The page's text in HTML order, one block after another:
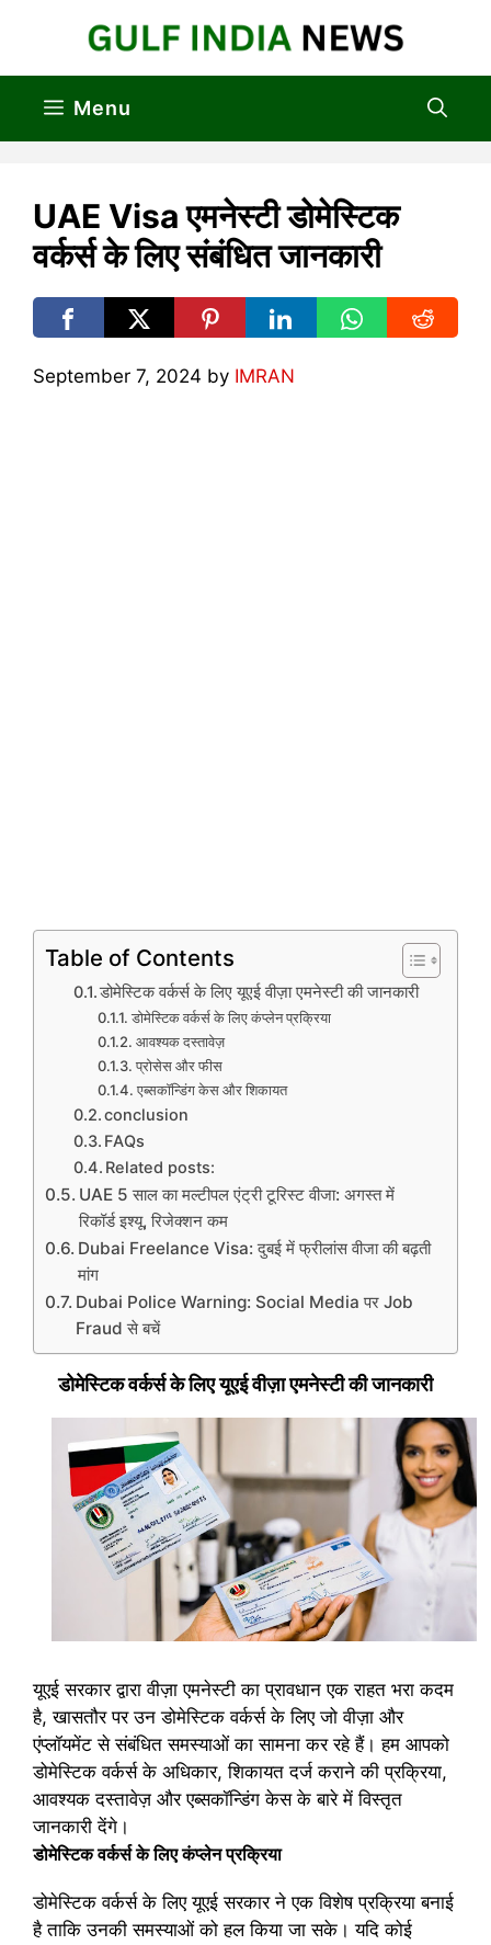
Menu
UAE Visa एमनेस्टी डोमेस्टिक
वर्कर्स के लिए संबंधित जानकारी
September 7, 2024 by IMRAN
Table of Contents
डोमेस्टिक वर्कर्स के लिए यूएई वीज़ा एमनेस्टी की जानकारी
डोमेस्टिक वर्कर्स के लिए कंप्लेन प्रक्रिया
आवश्यक दस्तावेज़
प्रोसेस और फीस
एब्सकॉन्डिंग केस और शिकायत
conclusion
FAQs
Related posts:
UAE 5 साल का मल्टीपल एंट्री टूरिस्ट वीजा: अगस्त में
रिकॉर्ड इश्यू, रिजेक्शन कम
Dubai Freelance Visa: दुबई में फ्रीलांस वीजा की बढ़ती
मांग
Dubai Police Warning: Social Media पर Job
Fraud से बचें
डोमेस्टिक वर्कर्स के लिए यूएई वीज़ा एमनेस्टी की जानकारी
यूएई सरकार द्वारा वीज़ा एमनेस्टी का प्रावधान एक राहत भरा कदम
है, खासतौर पर उन डोमेस्टिक वर्कर्स के लिए जो वीज़ा और
एंप्लॉयमेंट से संबंधित समस्याओं का सामना कर रहे हैं। हम आपको
डोमेस्टिक वर्कर्स के अधिकार, शिकायत दर्ज कराने की प्रक्रिया,
आवश्यक दस्तावेज़ और एब्सकॉन्डिंग केस के बारे में विस्तृत
जानकारी देंगे।
डोमेस्टिक वर्कर्स के लिए कंप्लेन प्रक्रिया
डोमेस्टिक वर्कर्स के लिए यूएई सरकार ने एक विशेष प्रक्रिया बनाई
है ताकि उनकी समस्याओं को हल किया जा सके। यदि कोई